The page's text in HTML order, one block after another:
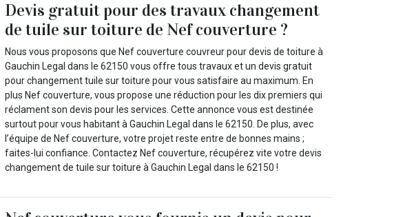
Devis gratuit pour des travaux changement
de tuile sur toiture de Nef couverture ?
Nous vous proposons que Nef couverture couvreur pour devis de toiture à
Gauchin Legal dans le 62150 vous offre tous travaux et un devis gratuit
pour changement tuile sur toiture pour vous satisfaire au maximum. En
plus Nef couverture, vous propose une réduction pour les dix premiers qui
réclament son devis pour les services. Cette annonce vous est destinée
surtout pour vous habitant à Gauchin Legal dans le 62150. De plus, avec
l’équipe de Nef couverture, votre projet reste entre de bonnes mains ;
faites-lui confiance. Contactez Nef couverture, récupérez vite votre devis
changement de tuile sur toiture à Gauchin Legal dans le 62150 !